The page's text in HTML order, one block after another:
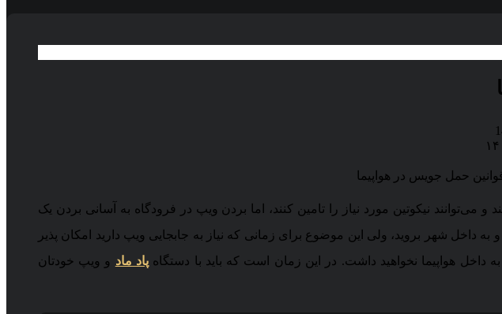
نیکوتین مورد نیاز را تامین کنند، اما بردن ویپ در فرودگاه به آسانی بردن یک
شهر بروید، ولی این موضوع برای زمانی که نیاز به جابجایی ویپ دارید امکان پذیر
داخل هواپیما نخواهید داشت. در این زمان است که باید با دستگاه پاد ماد و ویپ خودتان